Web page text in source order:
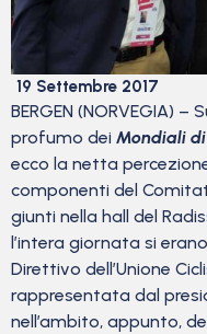
19 Settembre 2017
BERGEN (NORVEGIA)
profumo dei Mondiali
ecco la netta
componenti del
giunti nella hall del
l’intera giornata si
Direttivo dell’Unione
rappresentata dal
nell’ambito, appunto,